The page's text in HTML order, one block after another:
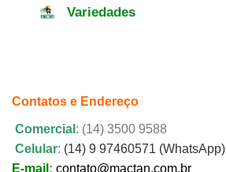
Variedades
Contatos e Endereço
Comercial : (14) 3500 9588
Celular: (14) 9 97460571 (WhatsApp)
E-mail : contato@mactan.com.br